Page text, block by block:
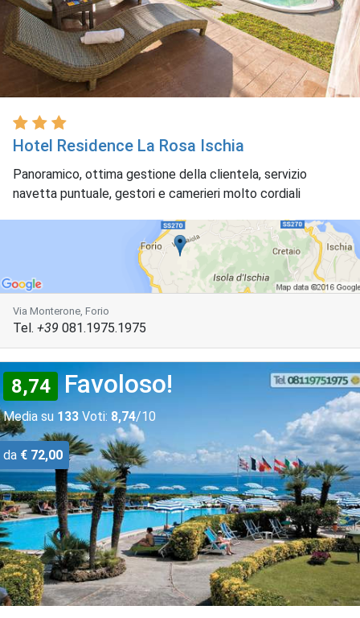
Hotel Residence La Rosa Ischia
Panoramico, ottima gestione della clientela, servizio
navetta puntuale, gestori e camerieri molto cordiali
Via Monterone, Forio
Tel. +39 081.1975.1975
8,74 Favoloso!
Media su 133 Voti: 8,74/10
da € 72,00